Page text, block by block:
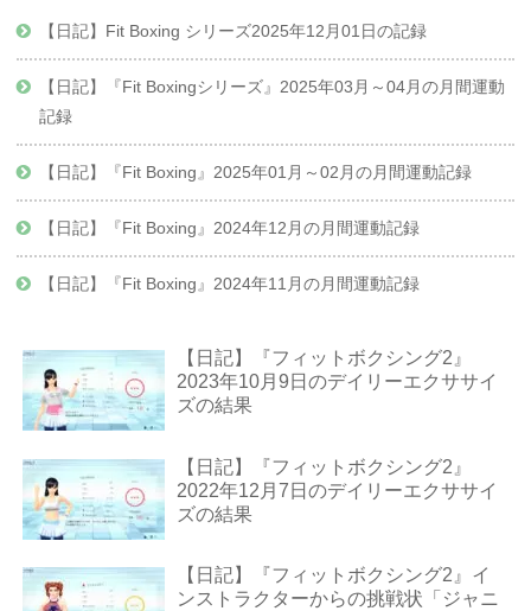
【日記】Fit Boxing シリーズ2025年12月01日の記録
【日記】『Fit Boxingシリーズ』2025年03月～04月の月間運動
記録
【日記】『Fit Boxing』2025年01月～02月の月間運動記録
【日記】『Fit Boxing』2024年12月の月間運動記録
【日記】『Fit Boxing』2024年11月の月間運動記録
【日記】『フィットボクシング2』
2023年10月9日のデイリーエクササイ
ズの結果
【日記】『フィットボクシング2』
2022年12月7日のデイリーエクササイ
ズの結果
【日記】『フィットボクシング2』イ
ンストラクターからの挑戦状「ジャニ